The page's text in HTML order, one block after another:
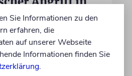
eine Frau ihr Opfer mit
Dann habe sie mit einem
Mann, der eine Kippa trug,
Sie Informationen zu den
erfahren, die
auf unserer Webseite
Informationen finden Sie
.